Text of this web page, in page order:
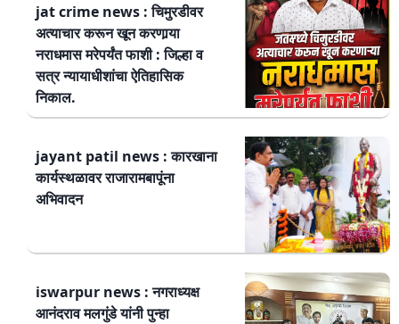
jat crime news : चिमुरडीवर
अत्याचार करून खून करणार्‍या
नराधमास मरेपर्यंत फाशी : जिल्हा व
सत्र न्यायाधीशांचा ऐतिहासिक
निकाल.
jayant patil news : कारखाना
कार्यस्थळावर राजारामबापूंना
अभिवादन
iswarpur news : नगराध्यक्ष
आनंदराव मलगुंडे यांनी पुन्हा